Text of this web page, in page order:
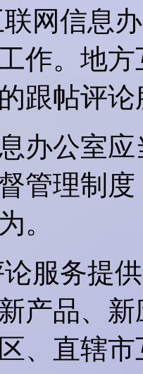
网信息
作。地
跟帖评
办公室
管理制
。
服务提
产品、
、直辖